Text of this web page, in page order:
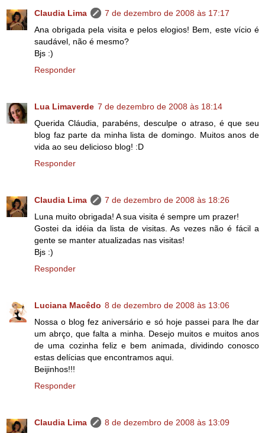
Claudia Lima
7 de dezembro de 2008 às 17:17
Ana obrigada pela visita e pelos elogios! Bem, este vício é
saudável, não é mesmo?
Bjs :)
Responder
Lua Limaverde 7 de dezembro de 2008 às 18:14
Querida Cláudia, parabéns, desculpe o atraso, é que seu
blog faz parte da minha lista de domingo. Muitos anos de
vida ao seu delicioso blog! :D
Responder
Claudia Lima
7 de dezembro de 2008 às 18:26
Luna muito obrigada! A sua visita é sempre um prazer!
Gostei da idéia da lista de visitas. As vezes não é fácil a
gente se manter atualizadas nas visitas!
Bjs :)
Responder
Luciana Macêdo 8 de dezembro de 2008 às 13:06
Nossa o blog fez aniversário e só hoje passei para lhe dar
um abrço, que falta a minha. Desejo muitos e muitos anos
de uma cozinha feliz e bem animada, dividindo conosco
estas delícias que encontramos aqui.
Beijinhos!!!
Responder
Claudia Lima
8 de dezembro de 2008 às 13:09